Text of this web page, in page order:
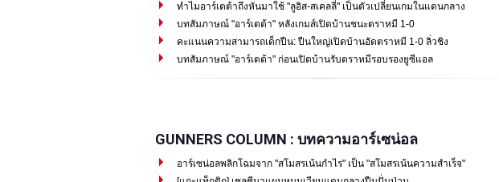
ทำไมอาร์เตต้าถึงหันมาใช้ "ลูอิส-สเคลลี่" เป็นตัวเปลี่ยนเกมในแดนกลาง
บทสัมภาษณ์ "อาร์เตต้า" หลังเกมส์เปิดบ้านชนะตราหมี 1-0
คะแนนความสามารถเด็กปืน: ปืนใหญ่เปิดบ้านอัดตราหมี 1-0 ลิ่วชิง
บทสัมภาษณ์ "อาร์เตต้า" ก่อนเปิดบ้านรับตราหมีรอบรองยูซีแอล
GUNNERS COLUMN : บทความอาร์เซน่อล
อาร์เซน่อลพลิกโฉมจาก "สโมสรเน้นกำไร" เป็น "สโมสรเน้นความสำเร็จ"